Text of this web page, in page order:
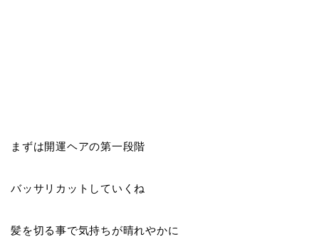
まずは開運ヘアの第一段階
バッサリカットしていくね
髪を切る事で気持ちが晴れやかに